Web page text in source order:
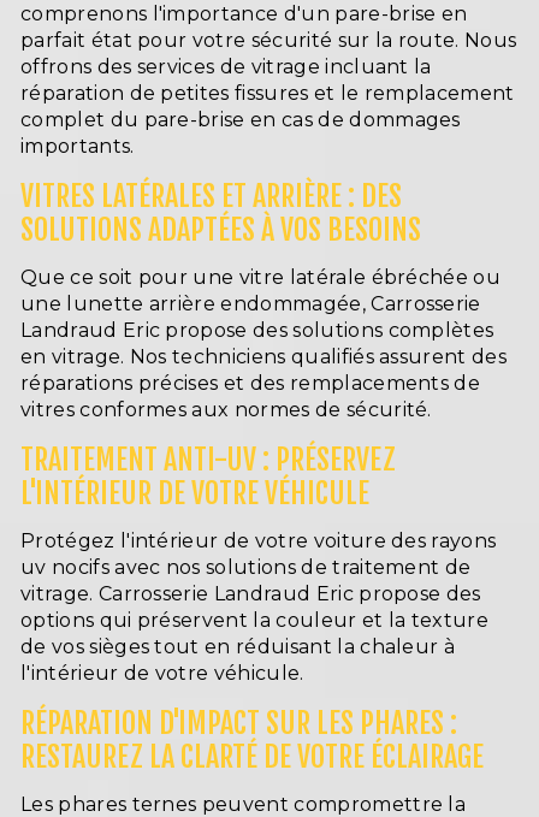
comprenons l'importance d'un pare-brise en
parfait état pour votre sécurité sur la route. Nous
offrons des services de vitrage incluant la
réparation de petites fissures et le remplacement
complet du pare-brise en cas de dommages
importants.
VITRES LATÉRALES ET ARRIÈRE : DES
SOLUTIONS ADAPTÉES À VOS BESOINS
Que ce soit pour une vitre latérale ébréchée ou
une lunette arrière endommagée, Carrosserie
Landraud Eric propose des solutions complètes
en vitrage. Nos techniciens qualifiés assurent des
réparations précises et des remplacements de
vitres conformes aux normes de sécurité.
TRAITEMENT ANTI-UV : PRÉSERVEZ
L'INTÉRIEUR DE VOTRE VÉHICULE
Protégez l'intérieur de votre voiture des rayons
uv nocifs avec nos solutions de traitement de
vitrage. Carrosserie Landraud Eric propose des
options qui préservent la couleur et la texture
de vos sièges tout en réduisant la chaleur à
l'intérieur de votre véhicule.
RÉPARATION D'IMPACT SUR LES PHARES :
RESTAUREZ LA CLARTÉ DE VOTRE ÉCLAIRAGE
Les phares ternes peuvent compromettre la